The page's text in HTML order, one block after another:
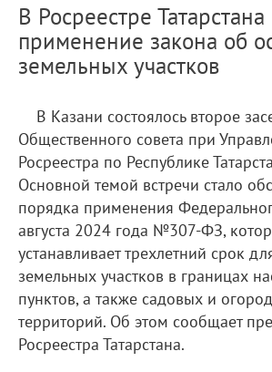
В Росреестре
применение закона об
земельных участков
В Казани состоялось второе
Общественного совета при
Росреестра по Республике
Основной темой встречи стало
порядка применения
августа 2024 года №307-ФЗ,
устанавливает трехлетний срок
земельных участков в границах
пунктов, а также садовых и
территорий. Об этом сообщает
Росреестра Татарстана.